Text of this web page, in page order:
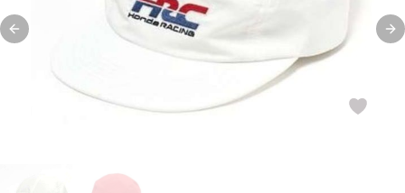
Previous slide